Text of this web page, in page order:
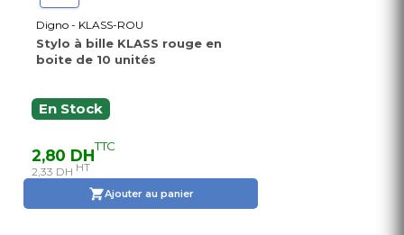
Digno - KLASS-ROU
Stylo à bille KLASS rouge en
boite de 10 unités
En Stock
2,80 DHTTC
2,33 DH HT
Ajouter au panier